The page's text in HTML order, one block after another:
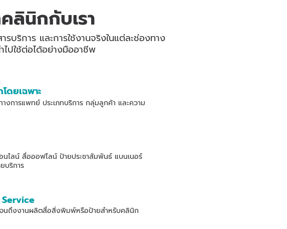
ลินิกกับเรา
ริการ และการใช้งานจริงในแต่ละช่องทาง
ปใช้ต่อได้อย่างมืออาชีพ
ดยเฉพาะ
การแพทย์ ประเภทบริการ กลุ่มลูกค้า และความ
นไลน์ สื่อออฟไลน์ ป้ายประชาสัมพันธ์ แบนเนอร์
บริการ
นถึงงานผลิตสื่อสิ่งพิมพ์หรือป้ายสำหรับคลินิก